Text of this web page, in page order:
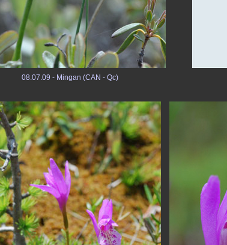
08.07.09 - Mingan (CAN - Qc)